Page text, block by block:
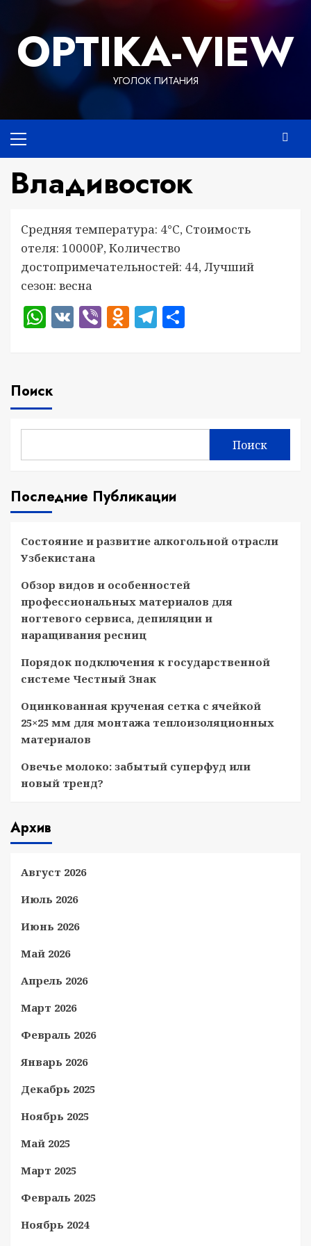
содержимому
OPTIKA-VIEW
УГОЛОК ПИТАНИЯ
меню
Владивосток
Средняя температура: 4°C, Стоимость
отеля: 10000₽, Количество
достопримечательностей: 44, Лучший
сезон: весна
WhatsApp
VKViberOdnoklassniki
Telegram
Поиск
Поиск
Последние Публикации
Состояние и развитие алкогольной отрасли
Узбекистана
Обзор видов и особенностей
профессиональных материалов для
ногтевого сервиса, депиляции и
наращивания ресниц
Порядок подключения к государственной
системе Честный Знак
Оцинкованная крученая сетка с ячейкой
25×25 мм для монтажа теплоизоляционных
материалов
Овечье молоко: забытый суперфуд или
новый тренд?
Архив
Август 2026
Июль 2026
Июнь 2026
Май 2026
Апрель 2026
Март 2026
Февраль 2026
Январь 2026
Декабрь 2025
Ноябрь 2025
Май 2025
Март 2025
Февраль 2025
Ноябрь 2024